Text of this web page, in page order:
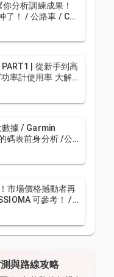
分析訓練成果！
了！ / 公路車 / CT
| 從新手到高
率計使用率 大解
據 / Garmin
碼表前身分析 /公
市場價格撼動者再
可參考！ /
與路線攻略